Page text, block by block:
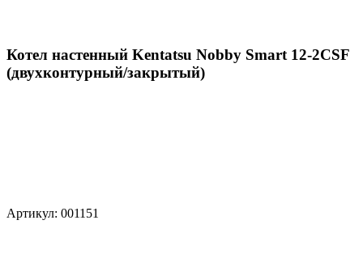
Котел настенный Kentatsu Nobby Smart 12-2CSF
(двухконтурный/закрытый)
Артикул: 001151